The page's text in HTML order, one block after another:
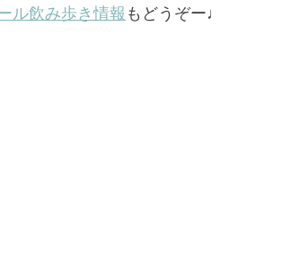
ル飲み歩き情報 もどうぞー♩